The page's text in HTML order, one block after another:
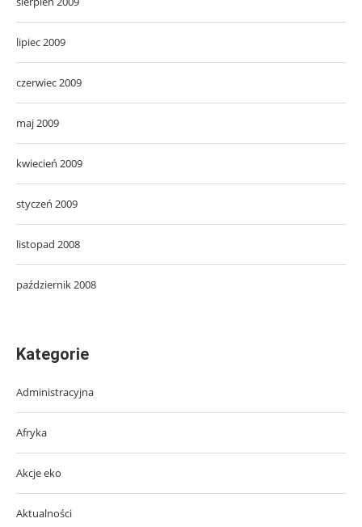
lipiec 2009
czerwiec 2009
maj 2009
kwiecień 2009
styczeń 2009
listopad 2008
październik 2008
Kategorie
Administracyjna
Afryka
Akcje eko
Aktualności